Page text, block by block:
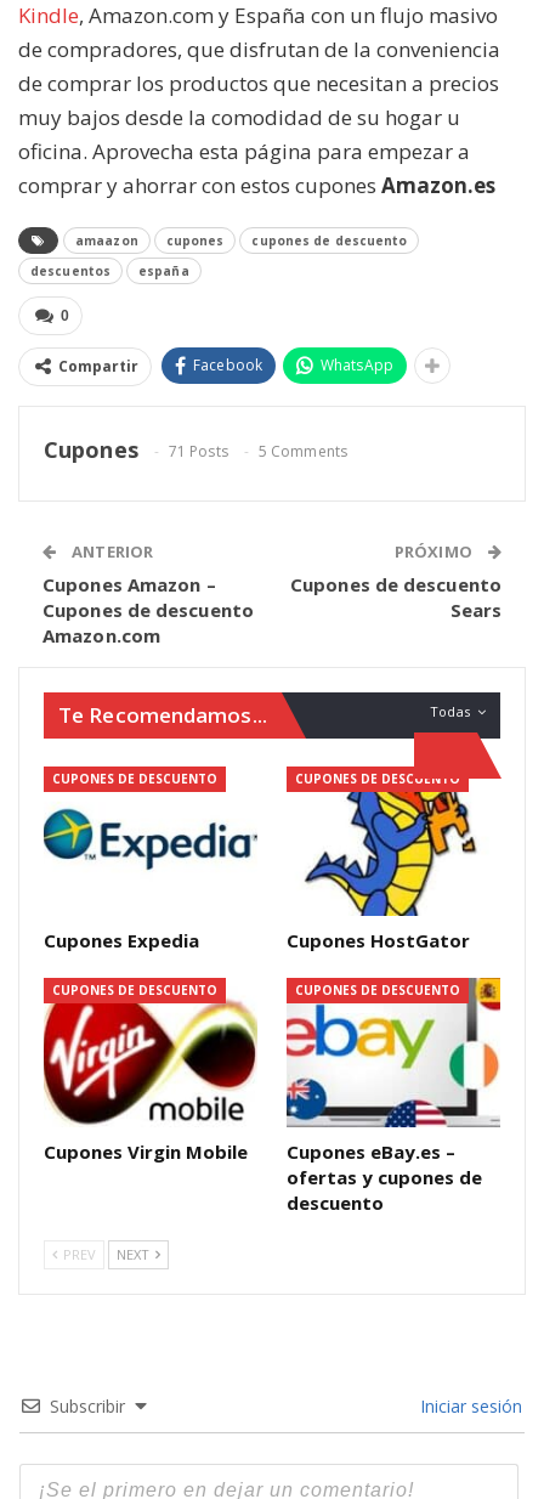
Kindle, Amazon.com y España con un flujo masivo
de compradores, que disfrutan de la conveniencia
de comprar los productos que necesitan a precios
muy bajos desde la comodidad de su hogar u
oficina. Aprovecha esta página para empezar a
comprar y ahorrar con estos cupones Amazon.es
amaazon cupones
cupones de descuento
descuentos
españa
0
Compartir Facebook WhatsApp
Cupones 71 Posts 5 Comments
ANTERIOR
Cupones Amazon –
Cupones de descuento
Amazon.com
PRÓXIMO
Cupones de descuento
Sears
Todas
Te Recomendamos...
CUPONES DE DESCUENTO
Cupones Expedia
CUPONES DE DESCUENTO
Cupones HostGator
CUPONES DE DESCUENTO
Cupones Virgin Mobile
CUPONES DE DESCUENTO
Cupones eBay.es –
ofertas y cupones de
descuento
PREV NEXT
Subscribir Iniciar sesión